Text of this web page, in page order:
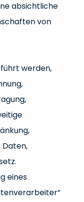
absichtliche
von
werden,
Daten,
eines